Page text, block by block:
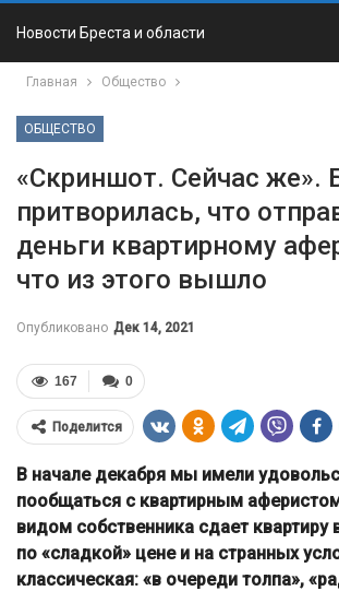
Новости Бреста и области
Главная Общество
ОБЩЕСТВО
«Скриншот. Сейчас же».
притворилась, что
деньги квартирному
что из этого вышло
Опубликовано Дек 14, 2021
0
167
Поделится
В начале декабря мы имели
пообщаться с квартирным
видом собственника сдает квартиру
по «сладкой» цене и на странных
классическая: «в очереди толпа»,